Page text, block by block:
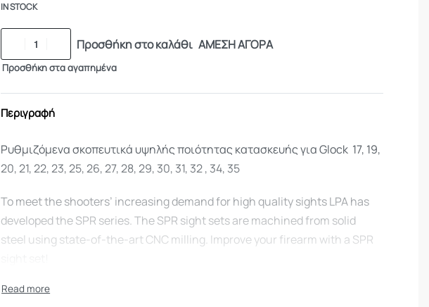
IN STOCK
Προσθήκη στο καλάθι ΑΜΕΣΗ ΑΓΟΡΑ
Προσθήκη στα αγαπημένα
Περιγραφή
Ρυθμιζόμενα σκοπευτικά υψηλής ποιότητας κατασκευής για Glock 17, 19,
20, 21, 22, 23, 25, 26, 27, 28, 29, 30, 31, 32 , 34, 35
To meet the shooters’ increasing demand for high quality sights LPA has
developed the SPR series. The SPR sight sets are machined from solid
steel using state-of-the-art CNC milling. Improve your firearm with a SPR
• Streamlined design and compact low profile.